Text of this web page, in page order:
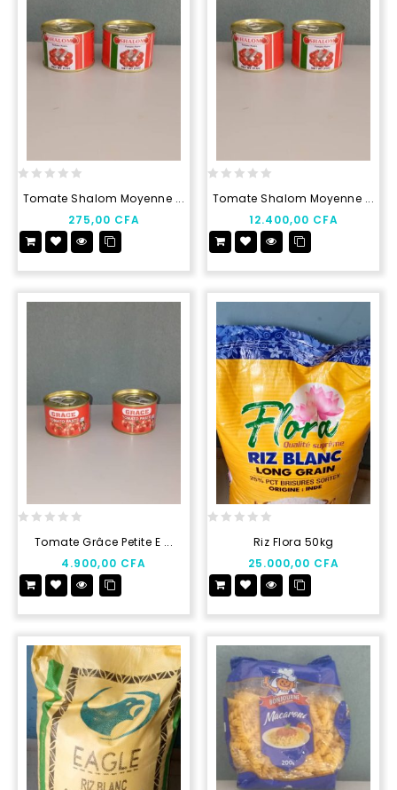
out
5
Tomate Shalom Moyenne ...
275,00 CFA
out
5
Tomate Shalom Moyenne ...
12.400,00 CFA
Tomate Grâce Petite E ...
4.900,00 CFA
Riz Flora 50kg
25.000,00 CFA